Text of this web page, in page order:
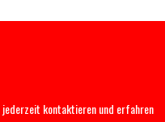
jederzeit kontaktieren und erfahren